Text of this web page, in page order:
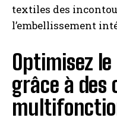
textiles des
l’embellissement
Optimisez
grâce à des